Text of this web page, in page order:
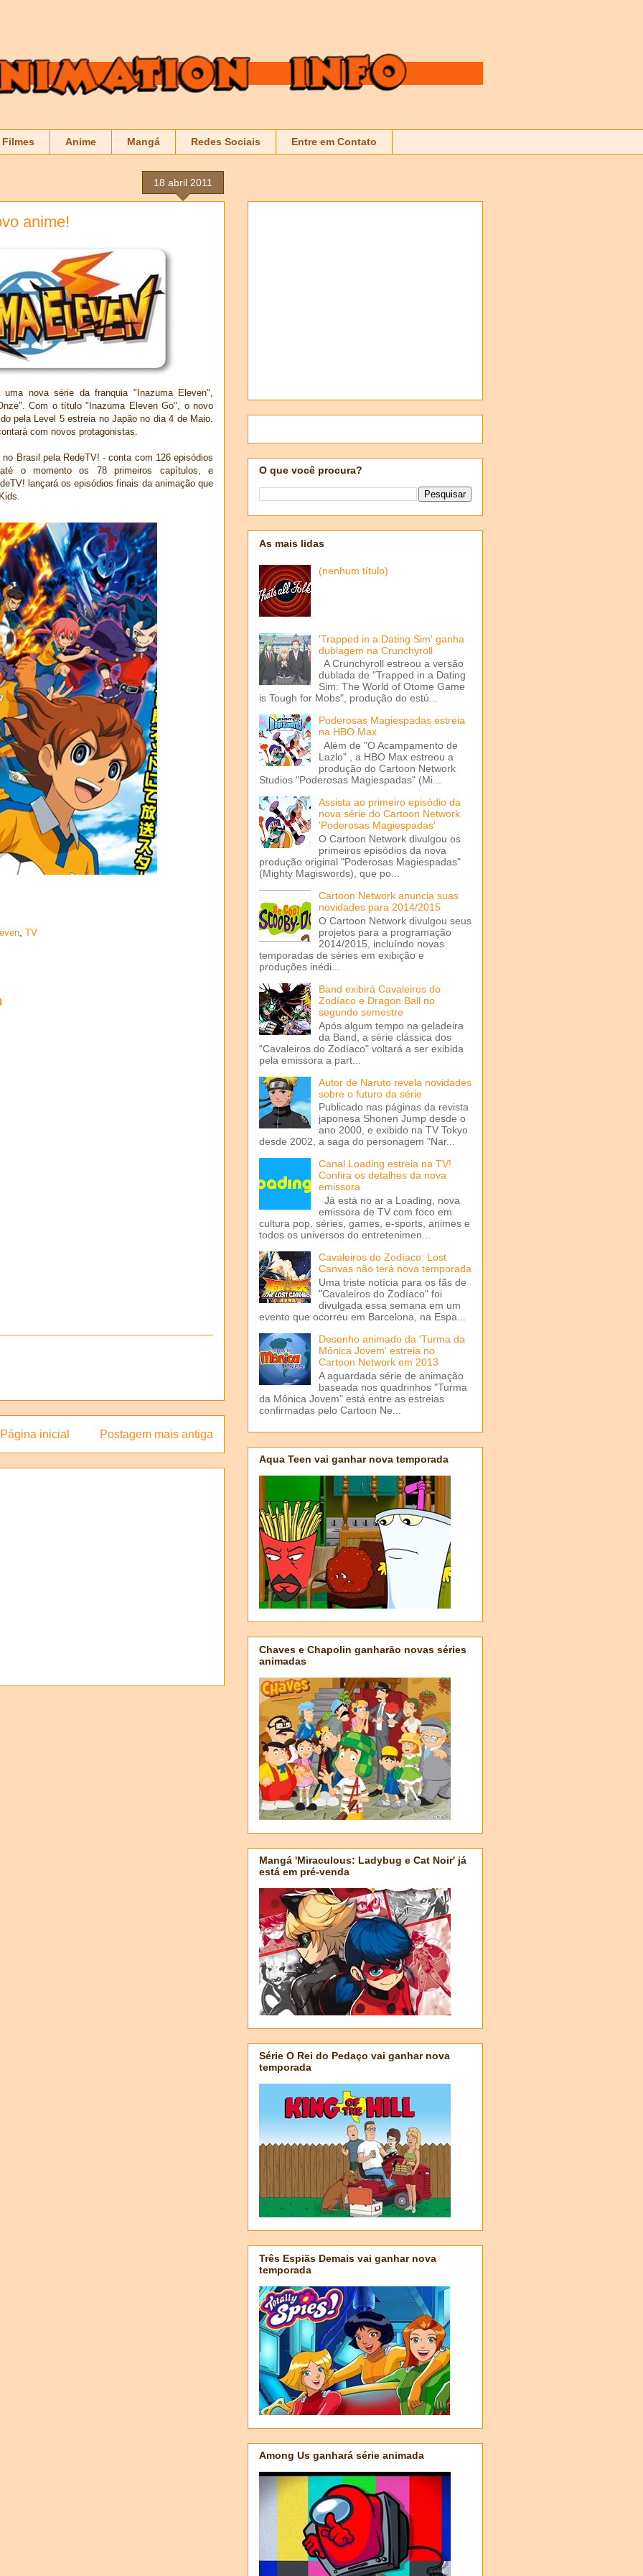
Filmes Anime Mangá Redes Sociais Entre em Contato
18 abril 2011
anime!
nova série da franquia "Inazuma Eleven",
Com o título "Inazuma Eleven Go", o novo
pela Level 5 estreia no Japão no dia 4 de Maio.
com novos protagonistas.
Brasil pela RedeTV! - conta com 126 episódios
o momento os 78 primeiros capítulos, e
lançará os episódios finais da animação que
, TV
Postagem mais antiga
Página inicial
O que você procura?
As mais lidas
(nenhum título)
'Trapped in a Dating Sim' ganha
dublagem na Crunchyroll
A Crunchyroll estreou a versão
dublada de "Trapped in a Dating
Sim: The World of Otome Game
is Tough for Mobs", produção do estú...
Poderosas Magiespadas estreia
na HBO Max
Além de "O Acampamento de
Lazlo" , a HBO Max estreou a
produção do Cartoon Network
Studios "Poderosas Magiespadas" (Mi...
Assista ao primeiro episódio da
nova série do Cartoon Network
'Poderosas Magiespadas'
O Cartoon Network divulgou os
primeiros episódios da nova
produção original "Poderosas Magiespadas"
(Mighty Magiswords), que po...
Cartoon Network anuncia suas
novidades para 2014/2015
O Cartoon Network divulgou seus
projetos para a programação
2014/2015, incluíndo novas
temporadas de séries em exibição e
produções inédi...
Band exibirá Cavaleiros do
Zodíaco e Dragon Ball no
segundo semestre
Após algum tempo na geladeira
da Band, a série clássica dos
"Cavaleiros do Zodíaco" voltará a ser exibida
pela emissora a part...
Autor de Naruto revela novidades
sobre o futuro da série
Publicado nas páginas da revista
japonesa Shonen Jump desde o
ano 2000, e exibido na TV Tokyo
desde 2002, a saga do personagem "Nar...
Canal Loading estreia na TV!
Confira os detalhes da nova
emissora
Já está no ar a Loading, nova
emissora de TV com foco em
cultura pop, séries, games, e-sports, animes e
todos os universos do entretenimen...
Cavaleiros do Zodíaco: Lost
Canvas não terá nova temporada
Uma triste notícia para os fãs de
"Cavaleiros do Zodíaco" foi
divulgada essa semana em um
evento que ocorreu em Barcelona, na Espa...
Desenho animado da 'Turma da
Mônica Jovem' estreia no
Cartoon Network em 2013
A aguardada série de animação
baseada nos quadrinhos "Turma
da Mônica Jovem" está entre as estreias
confirmadas pelo Cartoon Ne...
Aqua Teen vai ganhar nova temporada
Chaves e Chapolin ganharão novas séries
animadas
Mangá 'Miraculous: Ladybug e Cat Noir' já
está em pré-venda
Série O Rei do Pedaço vai ganhar nova
temporada
Três Espiãs Demais vai ganhar nova
temporada
Among Us ganhará série animada